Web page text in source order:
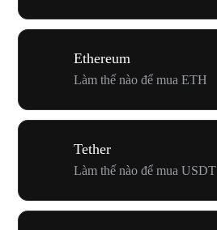
Ethereum
Làm thế nào để mua ETH
Tether
Làm thế nào để mua USDT